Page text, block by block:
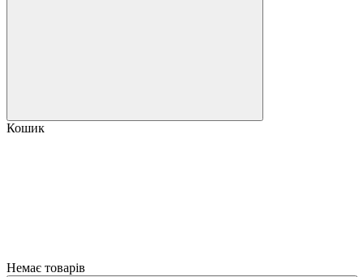
Кошик
Немає товарів